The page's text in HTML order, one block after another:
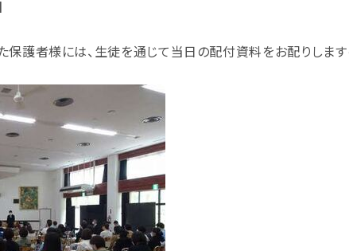
護者様には、生徒を通じて当日の配付資料をお配りします